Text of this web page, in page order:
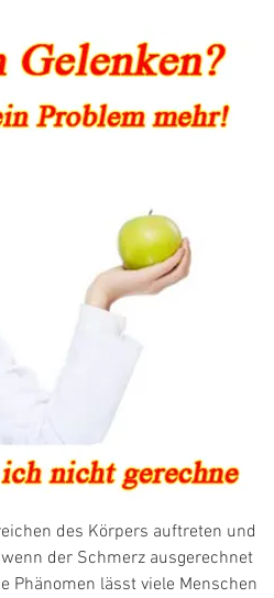
des Körpers auftreten und
der Schmerz ausgerechnet
Phänomen lässt viele Menschen